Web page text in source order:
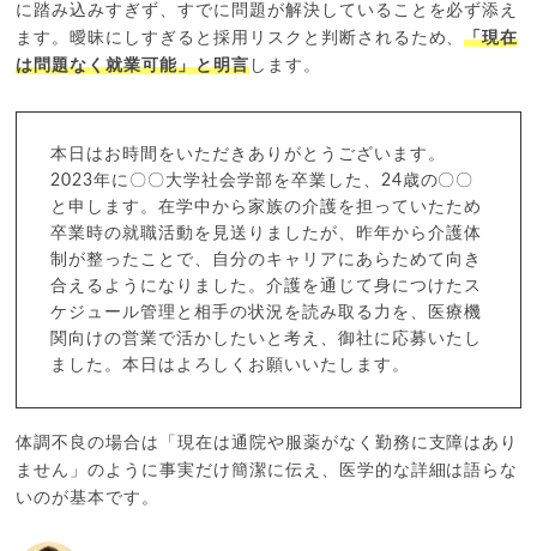
に踏み込みすぎず、すでに問題が解決していることを必ず添え
ます。曖昧にしすぎると採用リスクと判断されるため、「現在
は問題なく就業可能」と明言します。
本日はお時間をいただきありがとうございます。
2023年に〇〇大学社会学部を卒業した、24歳の〇〇
と申します。在学中から家族の介護を担っていたため
卒業時の就職活動を見送りましたが、昨年から介護体
制が整ったことで、自分のキャリアにあらためて向き
合えるようになりました。介護を通じて身につけたス
ケジュール管理と相手の状況を読み取る力を、医療機
関向けの営業で活かしたいと考え、御社に応募いたし
ました。本日はよろしくお願いいたします。
体調不良の場合は「現在は通院や服薬がなく勤務に支障はあり
ません」のように事実だけ簡潔に伝え、医学的な詳細は語らな
いのが基本です。